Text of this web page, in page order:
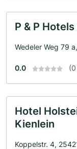
P & P
Wedeler Weg 79
0.0
Hotel
Kienlein
Koppelstr. 4,